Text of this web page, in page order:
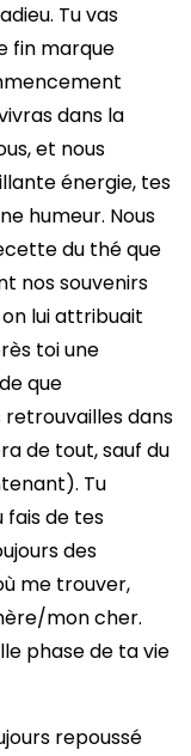
Tu vas
fin marque
dans la
et nous
énergie, tes
humeur. Nous
du thé que
nos souvenirs
lui attribuait
toi une
que
dans
de tout, sauf du
Tu
de tes
des
me trouver,
mon cher.
phase de ta vie
repoussé